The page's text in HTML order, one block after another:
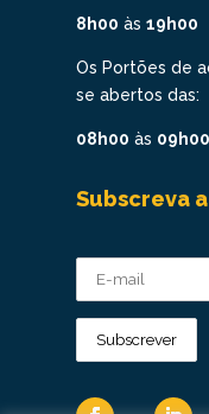
8h00 às 19h00
Os Portões de
se abertos das:
08h00 às 09h00
Subscreva